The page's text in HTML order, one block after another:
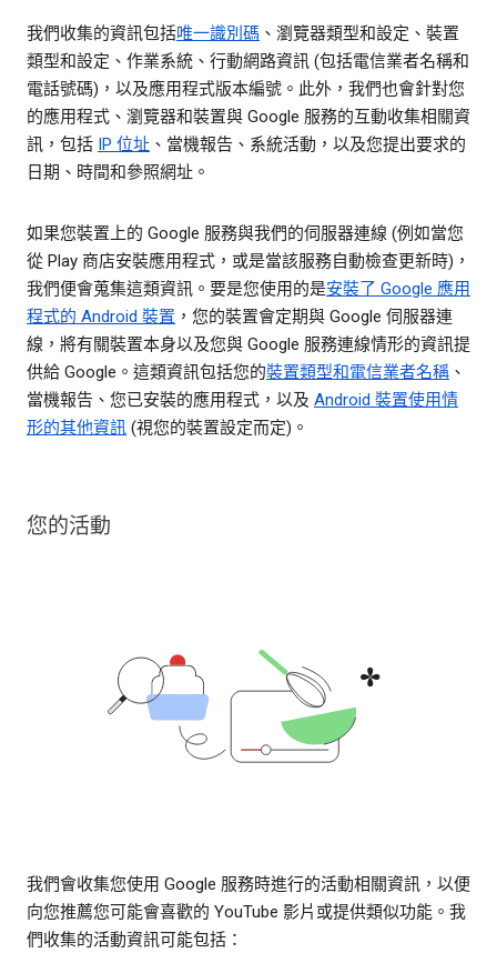
我們收集的資訊包括唯一識別碼 、瀏覽器類型和設定、裝置
類型和設定、作業系統、行動網路資訊 (包括電信業者名稱和
電話號碼)，以及應用程式版本編號。此外，我們也會針對您
的應用程式、瀏覽器和裝置與 Google 服務的互動收集相關資
訊，包括 IP 位址 、當機報告、系統活動，以及您提出要求的
日期、時間和參照網址。
如果您裝置上的 Google 服務與我們的伺服器連線 (例如當您
從 Play 商店安裝應用程式，或是當該服務自動檢查更新時)，
我們便會蒐集這類資訊。要是您使用的是安裝了 Google 應用
程式的 Android 裝置 ，您的裝置會定期與 Google 伺服器連
線，將有關裝置本身以及您與 Google 服務連線情形的資訊提
供給 Google。這類資訊包括您的裝置類型和電信業者名稱 、
當機報告、您已安裝的應用程式，以及 Android 裝置使用情
形的其他資訊 (視您的裝置設定而定)。
您的活動
我們會收集您使用 Google 服務時進行的活動相關資訊，以便
向您推薦您可能會喜歡的 YouTube 影片或提供類似功能。我
們收集的活動資訊可能包括：